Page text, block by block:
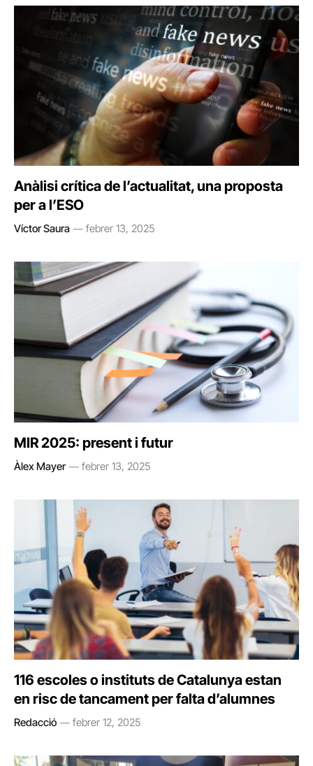
Anàlisi crítica de l’actualitat, una proposta
per a l’ESO
Víctor Saura febrer 13, 2025
MIR 2025: present i futur
Àlex Mayer febrer 13, 2025
116 escoles o instituts de Catalunya estan
en risc de tancament per falta d’alumnes
Redacció febrer 12, 2025